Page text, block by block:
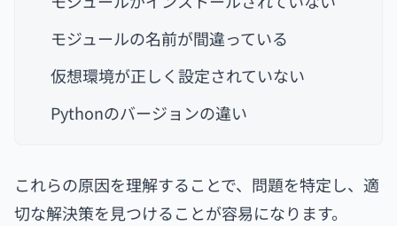
モジュールの名前が間違っている
仮想環境が正しく設定されていない
Pythonのバージョンの違い
これらの原因を理解することで、問題を特定し、適
切な解決策を見つけることが容易になります。